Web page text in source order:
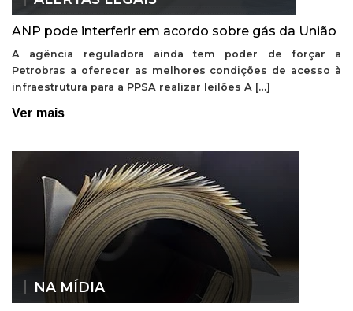
ANP pode interferir em acordo sobre gás da União
A agência reguladora ainda tem poder de forçar a
Petrobras a oferecer as melhores condições de acesso à
infraestrutura para a PPSA realizar leilões A […]
Ver mais
NA MÍDIA